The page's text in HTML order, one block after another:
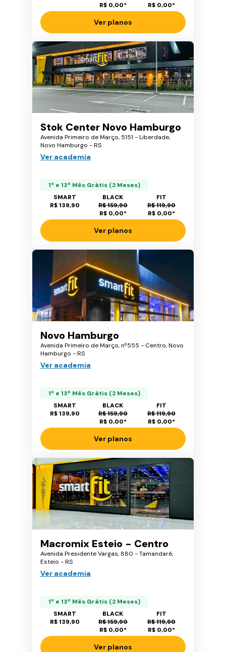
R$ 0,00*
R$ 0,00*
Ver planos
Stok Center Novo Hamburgo
Avenida Primeiro de Março, 5151 - Liberdade,
Novo Hamburgo - RS
Ver academia
1º e 13º Mês Grátis (2 Meses)
SMART
R$ 139,90
BLACK
R$ 159,90
R$ 0,00*
FIT
R$ 119,90
R$ 0,00*
Ver planos
Novo Hamburgo
Avenida Primeiro de Março, nº555 - Centro, Novo
Hamburgo - RS
Ver academia
1º e 13º Mês Grátis (2 Meses)
SMART
R$ 139,90
BLACK
R$ 159,90
R$ 0,00*
FIT
R$ 119,90
R$ 0,00*
Ver planos
Macromix Esteio - Centro
Avenida Presidente Vargas, 880 - Tamandaré,
Esteio - RS
Ver academia
1º e 13º Mês Grátis (2 Meses)
SMART
R$ 139,90
BLACK
R$ 159,90
R$ 0,00*
FIT
R$ 119,90
R$ 0,00*
Ver planos